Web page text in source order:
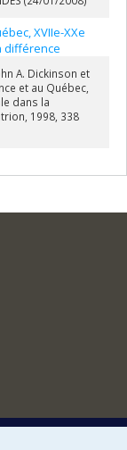
XVIIe-XXe
différence
A. Dickinson et
et au Québec,
dans la
1998, 338